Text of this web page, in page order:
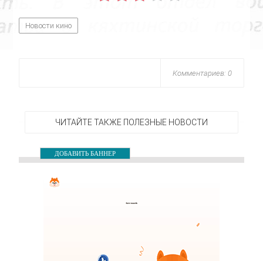
Новости кино
Комментариев: 0
ЧИТАЙТЕ ТАКЖЕ ПОЛЕЗНЫЕ НОВОСТИ
ДОБАВИТЬ БАННЕР